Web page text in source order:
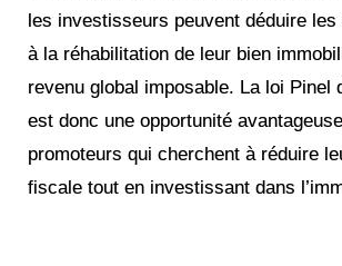
les investisseurs peuvent déduire
à la réhabilitation de leur bien
revenu global imposable. La loi Pinel
est donc une opportunité
promoteurs qui cherchent à réduire
fiscale tout en investissant dans